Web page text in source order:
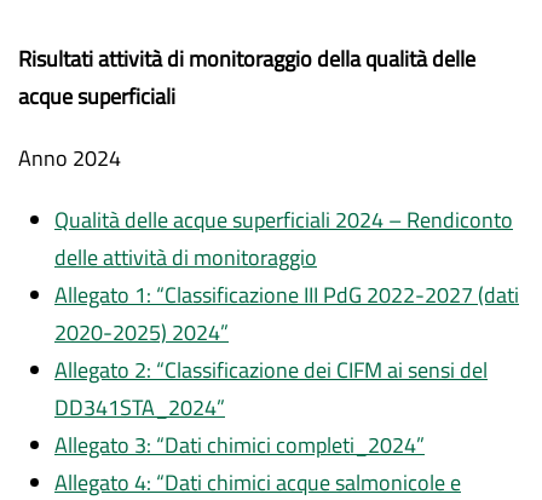
Risultati attività di monitoraggio della qualità delle
acque superficiali
Anno 2024
Qualità delle acque superficiali 2024 – Rendiconto
delle attività di monitoraggio
Allegato 1: “Classificazione III PdG 2022-2027 (dati
2020-2025) 2024”
Allegato 2: “Classificazione dei CIFM ai sensi del
DD341STA_2024”
Allegato 3: “Dati chimici completi_2024”
Allegato 4: “Dati chimici acque salmonicole e